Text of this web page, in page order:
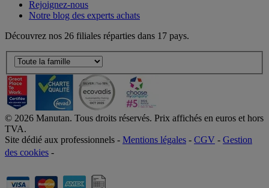
Rejoignez-nous
Notre blog des experts achats
Découvrez nos 26 filiales réparties dans 17 pays.
© 2026 Manutan. Tous droits réservés. Prix affichés en euros et hors
TVA.
Site dédié aux professionnels - Mentions légales - CGV - Gestion
des cookies -